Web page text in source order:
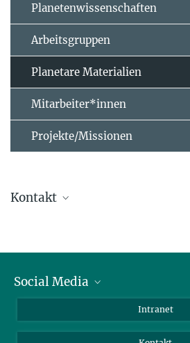
Planetenwissenschaften
Arbeitsgruppen
Planetare Materialien
Mitarbeiter*innen
Projekte/Missionen
Kontakt
burkhardtc@...
Social Media
Intranet